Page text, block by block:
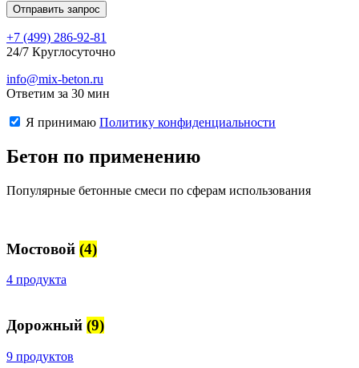
+7 (499) 286-92-81
24/7 Круглосуточно
info@mix-beton.ru
Ответим за 30 мин
Я принимаю Политику конфиденциальности
Бетон по применению
Популярные бетонные смеси по сферам использования
Мостовой (4)
4 продукта
Дорожный (9)
9 продуктов